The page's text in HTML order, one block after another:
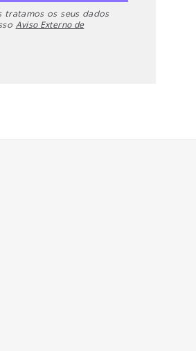
tratamos os seus dados
Aviso Externo de